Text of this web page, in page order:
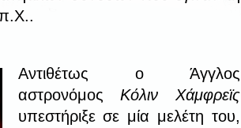
π.Χ..
Αντιθέτως ο Άγγλος
αστρονόμος Κόλιν Χάμφρεϊς
υπεστήριξε σε μία μελέτη του,